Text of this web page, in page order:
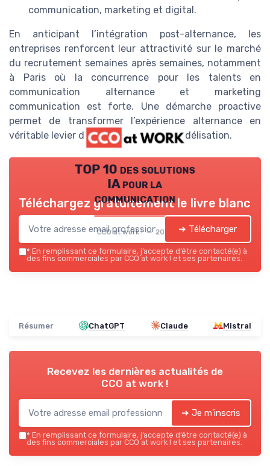
communication, marketing et digital.
En anticipant l’intégration post-alternance, les
entreprises renforcent leur attractivité sur le marché
du recrutement semaines après semaines, notamment
à Paris où la concurrence pour les talents en
communication alternance et marketing
communication est forte. Une démarche proactive
permet de transformer l’expérience alternance en
véritable levier de performance et de fidélisation.
TOP 10 des solutions
IA pour la
communication
CCO at work ! — 2026
Téléchargez gratuitement le livre blanc
➔ Télécharger
* En remplissant ce formulaire, j’accepte d’être contacté(e) à
des fins commerciales par CCO at work ! et ses partenaires.
Résumer ChatGPT Claude Mistral
Recevez les dernières actualités de
CCO at work !
➔ Je m'inscris
* En remplissant ce formulaire, j’accepte d’être contacté(e) à
des fins commerciales par CCO at work ! et ses partenaires.